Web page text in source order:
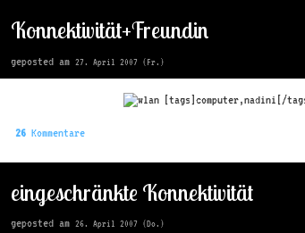
Konnektivität+Freundin
geposted am 27. April 2007 (Fr.)
[tags]computer,nadini[/
26 Kommentare
eingeschränkte Konnektivität
geposted am 26. April 2007 (Do.)